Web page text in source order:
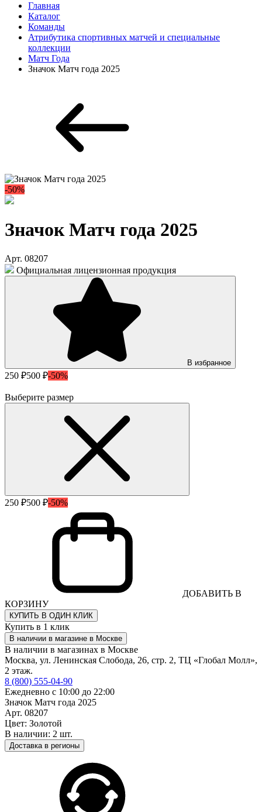
Главная
Каталог
Команды
Атрибутика спортивных матчей и специальные
коллекции
Матч Года
Значок Матч года 2025
-50%
Значок Матч года 2025
Арт. 08207
Официальная лицензионная продукция
В избранное
250 ₽500 ₽-50%
Выберите размер
250 ₽500 ₽-50%
ДОБАВИТЬ В
КОРЗИНУ
КУПИТЬ В ОДИН КЛИК
Купить в 1 клик
В наличии в магазине в Москве
В наличии в магазинах в Москве
Москва, ул. Ленинская Слобода, 26, стр. 2, ТЦ «Глобал Молл»,
2 этаж.
8 (800) 555-04-90
Ежедневно с 10:00 до 22:00
Значок Матч года 2025
Арт. 08207
Цвет: Золотой
В наличии: 2 шт.
Доставка в регионы